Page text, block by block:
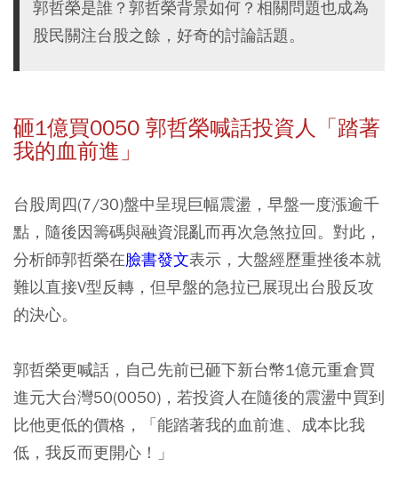
郭哲榮是誰？郭哲榮背景如何？相關問題也成為
股民關注台股之餘，好奇的討論話題。
砸1億買0050 郭哲榮喊話投資人「踏著
我的血前進」
台股周四(7/30)盤中呈現巨幅震盪，早盤一度漲逾千
點，隨後因籌碼與融資混亂而再次急煞拉回。對此，
分析師郭哲榮在臉書發文表示，大盤經歷重挫後本就
難以直接V型反轉，但早盤的急拉已展現出台股反攻
的決心。
郭哲榮更喊話，自己先前已砸下新台幣1億元重倉買
進元大台灣50(0050)，若投資人在隨後的震盪中買到
比他更低的價格，「能踏著我的血前進、成本比我
低，我反而更開心！」